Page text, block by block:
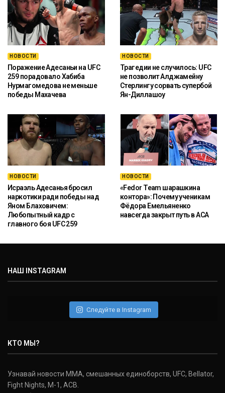
НОВОСТИ
Поражение Адесаньи на UFC
259 порадовало Хабиба
Нурмагомедова не меньше
победы Махачева
НОВОСТИ
Трагедии не случилось: UFC
не позволит Алджамейну
Стерлингу сорвать супербой
Ян-Диллашоу
НОВОСТИ
Исраэль Адесанья бросил
наркотики ради победы над
Яном Блаховичем:
Любопытный кадр с
главного боя UFC 259
НОВОСТИ
«Fedor Team шарашкина
контора»: Почему ученикам
Фёдора Емельяненко
навсегда закрыт путь в ACA
НАШ INSTAGRAM
Следуйте в Instagram
КТО МЫ?
Узнавай новости ММА, смешанных единоборств, UFC, Bellator,
Fight Nights, M-1, ACB.